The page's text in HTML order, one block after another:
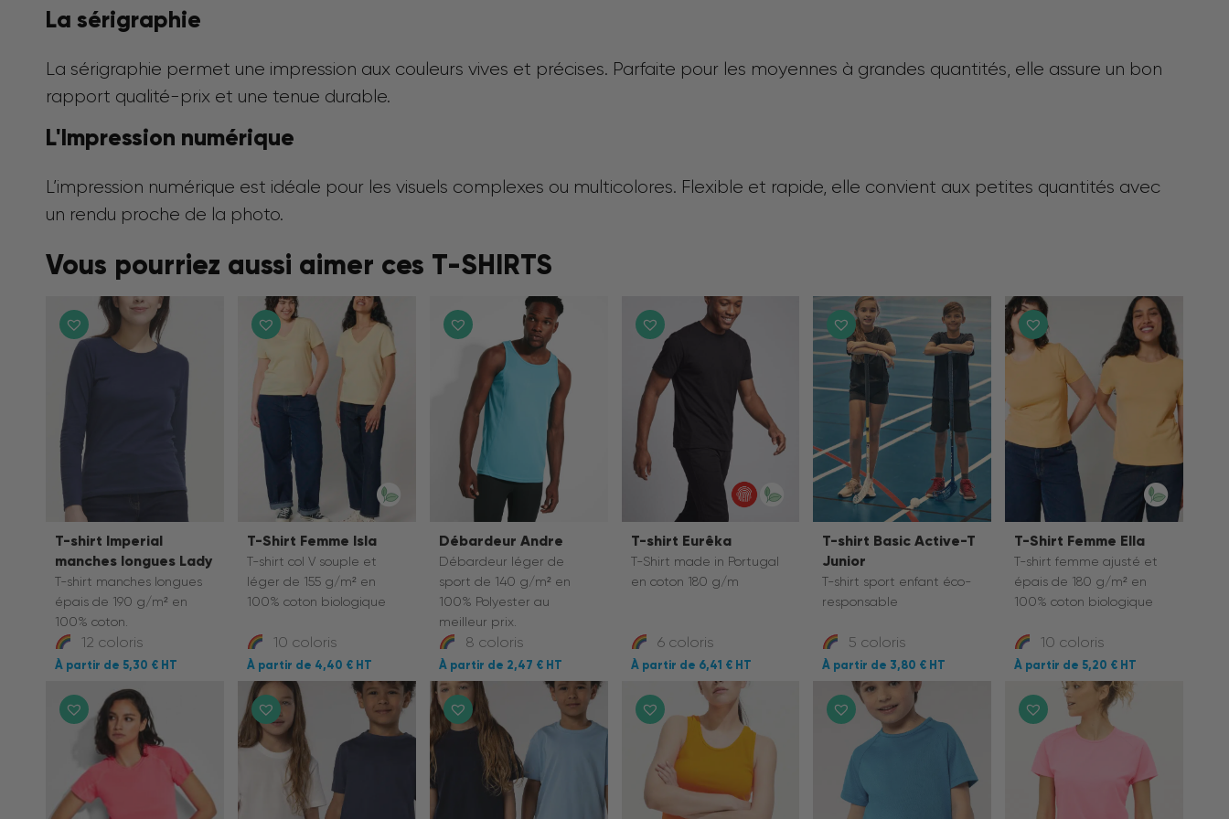
La sérigraphie
La sérigraphie permet une impression aux couleurs vives et précises. Parfaite pour les moyennes à grandes quantités, elle assure un bon
rapport qualité-prix et une tenue durable.
L'Impression numérique
L’impression numérique est idéale pour les visuels complexes ou multicolores. Flexible et rapide, elle convient aux petites quantités avec
un rendu proche de la photo.
Vous pourriez aussi aimer ces T-SHIRTS
T-shirt Imperial
manches longues Lady
T-shirt manches longues
épais de 190 g/m² en
100% coton.
12 coloris
5,30 €
T-Shirt Femme Isla
T-shirt col V souple et
léger de 155 g/m² en
100% coton biologique
10 coloris
4,40 €
Débardeur Andre
Débardeur léger de
sport de 140 g/m² en
100% Polyester au
meilleur prix.
8 coloris
2,47 €
T-shirt Eurêka
T-Shirt made in Portugal
en coton 180 g/m
6 coloris
6,41 €
T-shirt Basic Active-T
Junior
T-shirt sport enfant éco-
responsable
5 coloris
3,80 €
T-Shirt Femme Ella
T-shirt femme ajusté et
épais de 180 g/m² en
100% coton biologique
10 coloris
5,20 €